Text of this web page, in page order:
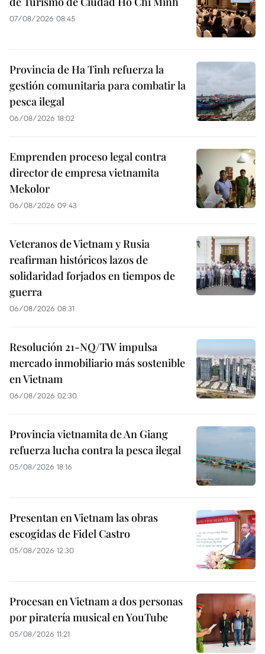
07/08/2026 08:45
Provincia de Ha Tinh refuerza la
gestión comunitaria para combatir la
pesca ilegal
06/08/2026 18:02
Emprenden proceso legal contra
director de empresa vietnamita
Mekolor
06/08/2026 09:43
Veteranos de Vietnam y Rusia
reafirman históricos lazos de
solidaridad forjados en tiempos de
guerra
06/08/2026 08:31
Resolución 21-NQ/TW impulsa
mercado inmobiliario más sostenible
en Vietnam
06/08/2026 02:30
Provincia vietnamita de An Giang
refuerza lucha contra la pesca ilegal
05/08/2026 18:16
Presentan en Vietnam las obras
escogidas de Fidel Castro
05/08/2026 12:30
Procesan en Vietnam a dos personas
por piratería musical en YouTube
05/08/2026 11:21